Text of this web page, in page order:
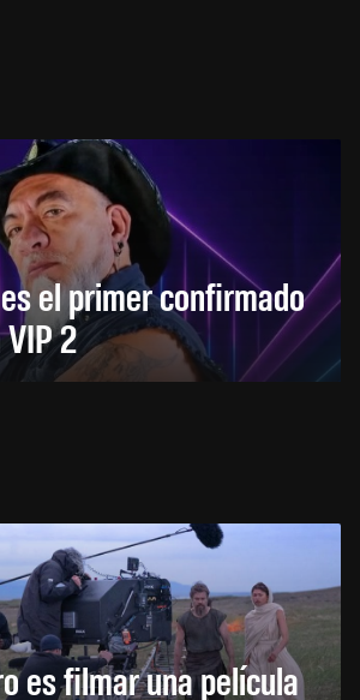
el primer confirmado
2
es filmar una película